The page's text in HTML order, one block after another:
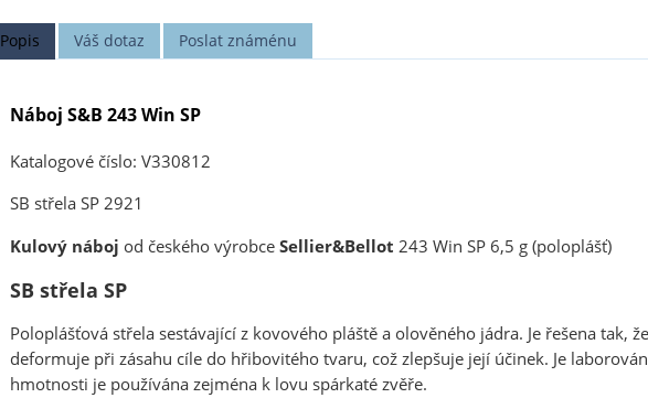
Popis Váš dotaz Poslat známénu
Náboj S&B 243 Win SP
Katalogové číslo: V330812
SB střela SP 2921
Kulový náboj od českého výrobceSellier&Bellot 243 Win SP 6,5 g (poloplášť)
SB střela SP
Poloplášťová střela sestávající z kovového pláště a olověného jádra. Je řešena tak,
deformuje při zásahu cíle do hřibovitého tvaru, což zlepšuje její účinek. Je
hmotnosti je používána zejména k lovu spárkaté zvěře.